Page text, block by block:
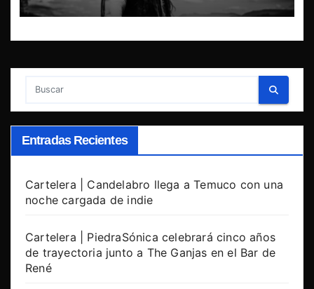
Entradas Recientes
Cartelera | Candelabro llega a Temuco con una
noche cargada de indie
Cartelera | PiedraSónica celebrará cinco años
de trayectoria junto a The Ganjas en el Bar de
René